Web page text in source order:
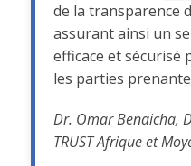
de la transparence
assurant ainsi un
efficace et sécurisé
les parties
Dr. Omar Benaicha,
TRUST Afrique et